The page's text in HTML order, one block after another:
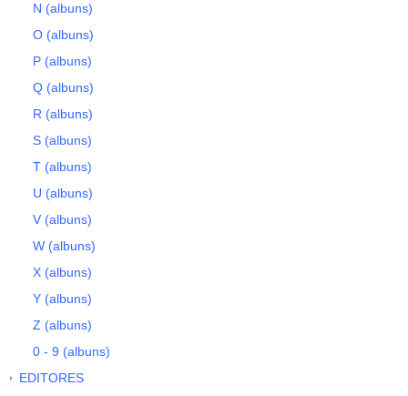
N (albuns)
O (albuns)
P (albuns)
Q (albuns)
R (albuns)
S (albuns)
T (albuns)
U (albuns)
V (albuns)
W (albuns)
X (albuns)
Y (albuns)
Z (albuns)
0 - 9 (albuns)
EDITORES